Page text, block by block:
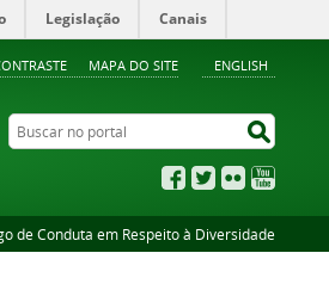
ENGLISH
MAPA DO SITE
Legislação Canais
Buscar no portal
Facebook
TwitterFlickr
de Conduta em Respeito à Diversidade